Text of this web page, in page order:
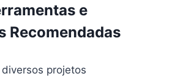
e
Recomendadas
projetos